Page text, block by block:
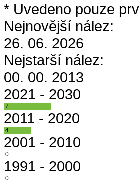
* Uvedeno pouze
Nejnovější nález:
26. 06. 2026
Nejstarší nález:
00. 00. 2013
2021 - 2030
7
2011 - 2020
4
2001 - 2010
0
1991 - 2000
0